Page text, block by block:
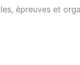
épreuves et